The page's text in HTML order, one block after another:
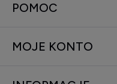
POMOC
MOJE KONTO